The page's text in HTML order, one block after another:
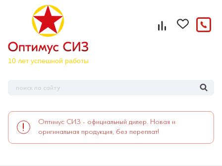
Оптимус СИЗ - официальный дилер. Новая и
оригинальная продукция, без переплат!